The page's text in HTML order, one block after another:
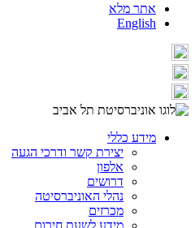
אתר מלא
English
מידע כללי
יצירת קשר ודרכי הגעה
אלפון
דרושים
נהלי האוניברסיטה
מכרזים
מידע לשעת חירום